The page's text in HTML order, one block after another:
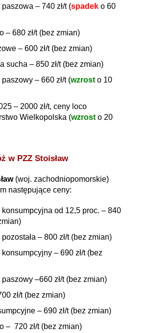
– 740 zł/t (spadek o 60
– 680 zł/t (bez zmian)
– 600 zł/t (bez zmian)
sucha – 850 zł/t (bez zmian)
– 660 zł/t (wzrost o 10
– 2000 zł/t, ceny loco
Wielkopolska (wzrost o 20
w PZZ Stoisław
(woj. zachodniopomorskie)
następujące ceny:
konsumpcyjna od 12,5 proc. – 840
– 800 zł/t (bez zmian)
– 690 zł/t (bez
–660 zł/t (bez zmian)
zł/t (bez zmian)
– 690 zł/t (bez zmian)
– 720 zł/t (bez zmian)